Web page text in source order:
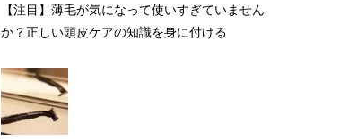
【注目】薄毛が気になって使いすぎていません
か？正しい頭皮ケアの知識を身に付ける